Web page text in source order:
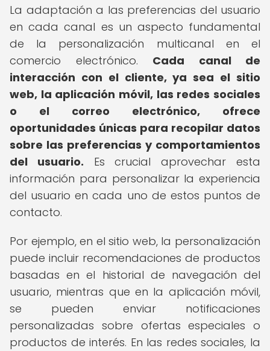
La adaptación a las preferencias del usuario
en cada canal es un aspecto fundamental
de la personalización multicanal en el
comercio electrónico. Cada canal de
interacción con el cliente, ya sea el sitio
web, la aplicación móvil, las redes sociales
o el correo electrónico, ofrece
oportunidades únicas para recopilar datos
sobre las preferencias y comportamientos
del usuario. Es crucial aprovechar esta
información para personalizar la experiencia
del usuario en cada uno de estos puntos de
contacto.
Por ejemplo, en el sitio web, la personalización
puede incluir recomendaciones de productos
basadas en el historial de navegación del
usuario, mientras que en la aplicación móvil,
se pueden enviar notificaciones
personalizadas sobre ofertas especiales o
productos de interés. En las redes sociales, la